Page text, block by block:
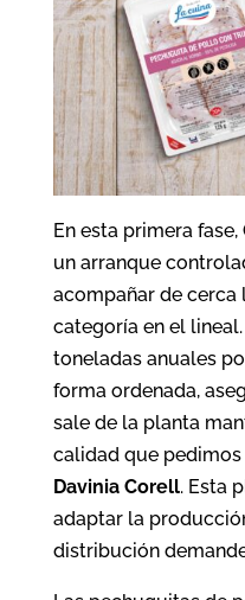
En esta primera
un arranque
acompañar de cerca
categoría en el
toneladas anuales
forma ordenada,
sale de la planta
calidad que pedimos
Davinia Corell. Esta
adaptar la
distribución